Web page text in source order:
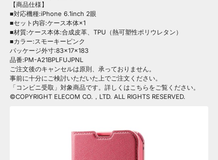
【商品仕様】
■対応機種:iPhone 6.1inch 2眼
■セット内容:ケース本体×1
■材質:ケース本体:合成皮革、TPU（熱可塑性ポリウレタン）
■カラー:スモーキーピンク
パッケージ外寸:83×17×183
品番:PM-A21BPLFUJPNL
ご注文後のキャンセルは原則、承っておりません。
事前に十分にご検討いただいた上でご注文ください。
「コンビニ受取」対象商品です。詳しくはこちらをご覧ください。
©COPYRIGHT ELECOM CO.，LTD. ALL RIGHTS RESERVED.